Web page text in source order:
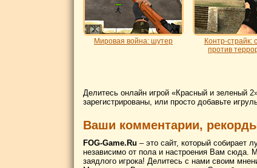
Мировая война: шутер
Контр-cтрайк:
против
Делитесь онлайн игрой «Красный и зеленый
зарегистрированы, или просто добавьте
Ваши комментарии,
FOG-Game.Ru – это сайт, который собирает
независимо от пола и настроения Вам сюда.
заядлого игрока! Делитесь с нами своим